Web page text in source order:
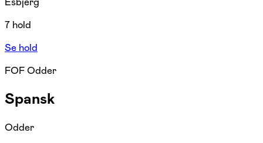
7 hold
Se hold
FOF Odder
Spansk
Odder